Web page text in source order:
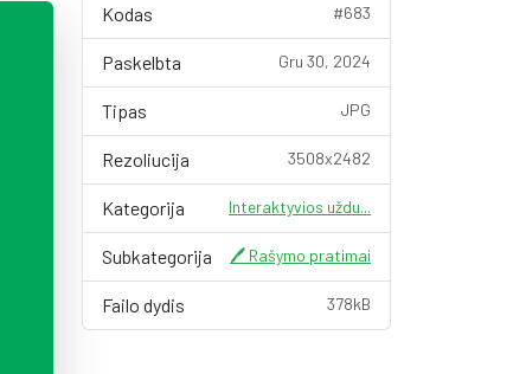
Kodas #683
Paskelbta Gru 30, 2024
Tipas JPG
Rezoliucija 3508x2482
Kategorija Interaktyvios uždu...
Subkategorija 🖊️ Rašymo pratimai
Failo dydis 378kB